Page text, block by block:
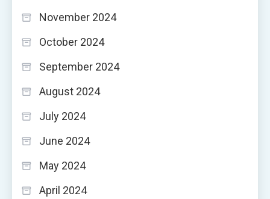
November 2024
October 2024
September 2024
August 2024
July 2024
June 2024
May 2024
April 2024